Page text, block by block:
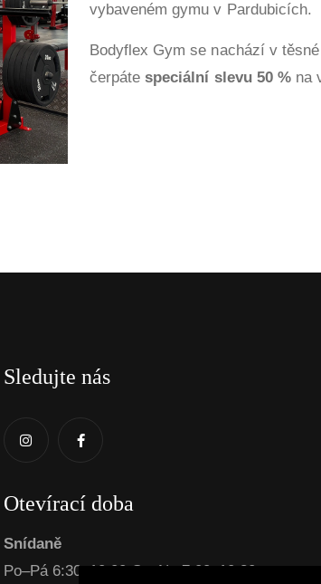
vybaveném gymu v Pardubicích.
Bodyflex Gym se nachází v
čerpátespeciální slevu 50 %na
Sledujte nás
Otevírací doba
Snídaně
Po–Pá 6:30–10:00 So–Ne 7:00–10:30